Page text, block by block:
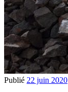
Publié 22 juin 2020